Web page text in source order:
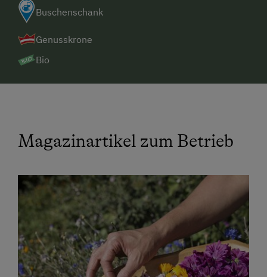
Buschenschank
Genusskrone
Bio
Magazinartikel zum Betrieb